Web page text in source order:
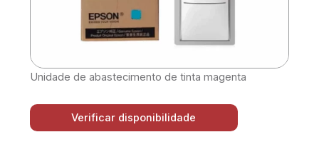
Unidade de abastecimento de tinta magenta
Verificar disponibilidade